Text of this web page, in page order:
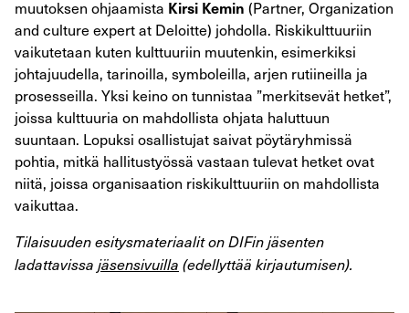
muutoksen ohjaamista Kirsi Kemin (Partner, Organization
and culture expert at Deloitte) johdolla. Riskikulttuuriin
vaikutetaan kuten kulttuuriin muutenkin, esimerkiksi
johtajuudella, tarinoilla, symboleilla, arjen rutiineilla ja
prosesseilla. Yksi keino on tunnistaa ”merkitsevät hetket”,
joissa kulttuuria on mahdollista ohjata haluttuun
suuntaan. Lopuksi osallistujat saivat pöytäryhmissä
pohtia, mitkä hallitustyössä vastaan tulevat hetket ovat
niitä, joissa organisaation riskikulttuuriin on mahdollista
vaikuttaa.
Tilaisuuden esitysmateriaalit on DIFin jäsenten
ladattavissa jäsensivuilla (edellyttää kirjautumisen).